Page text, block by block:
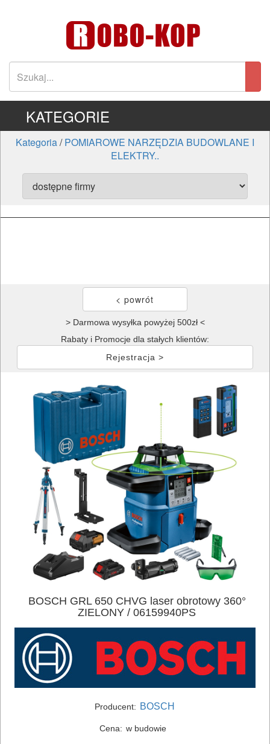
KATEGORIE
Kategoria/POMIAROWE NARZĘDZIA BUDOWLANE I
ELEKTRY..
> Darmowa wysyłka powyżej 500zł <
Rabaty i Promocje dla stałych klientów:
Rejestracja >
BOSCH GRL 650 CHVG laser obrotowy 360°
ZIELONY / 06159940PS
Producent: BOSCH
Cena: w budowie